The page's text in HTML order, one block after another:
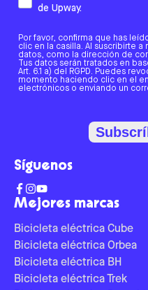
Mejores marcas
Bicicleta eléctrica Cube
Bicicleta eléctrica Orbea
Bicicleta eléctrica BH
Bicicleta eléctrica Trek
de Upway.
Por favor, confirma que has
clic en la casilla. Al suscribirte
datos, como la dirección de
Tus datos serán tratados en
Art. 6.1 a) del RGPD. Puedes
momento haciendo clic en el
electrónicos o enviando un
Síguenos